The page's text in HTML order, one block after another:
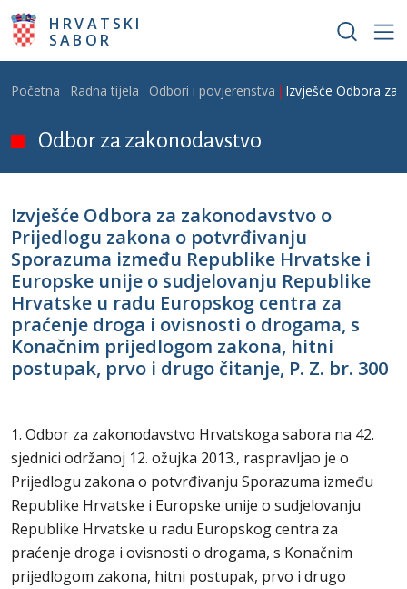
Skoči na glavni sadržaj
HRVATSKI
SABOR
Breadcrumb
Početna Radna tijela Odbori i povjerenstva Izvješće Odbora za
Odbor za zakonodavstvo
Izvješće Odbora za zakonodavstvo o
Prijedlogu zakona o potvrđivanju
Sporazuma između Republike Hrvatske i
Europske unije o sudjelovanju Republike
Hrvatske u radu Europskog centra za
praćenje droga i ovisnosti o drogama, s
Konačnim prijedlogom zakona, hitni
postupak, prvo i drugo čitanje, P. Z. br. 300
1. Odbor za zakonodavstvo Hrvatskoga sabora na 42.
sjednici održanoj 12. ožujka 2013., raspravljao je o
Prijedlogu zakona o potvrđivanju Sporazuma između
Republike Hrvatske i Europske unije o sudjelovanju
Republike Hrvatske u radu Europskog centra za
praćenje droga i ovisnosti o drogama, s Konačnim
prijedlogom zakona, hitni postupak, prvo i drugo